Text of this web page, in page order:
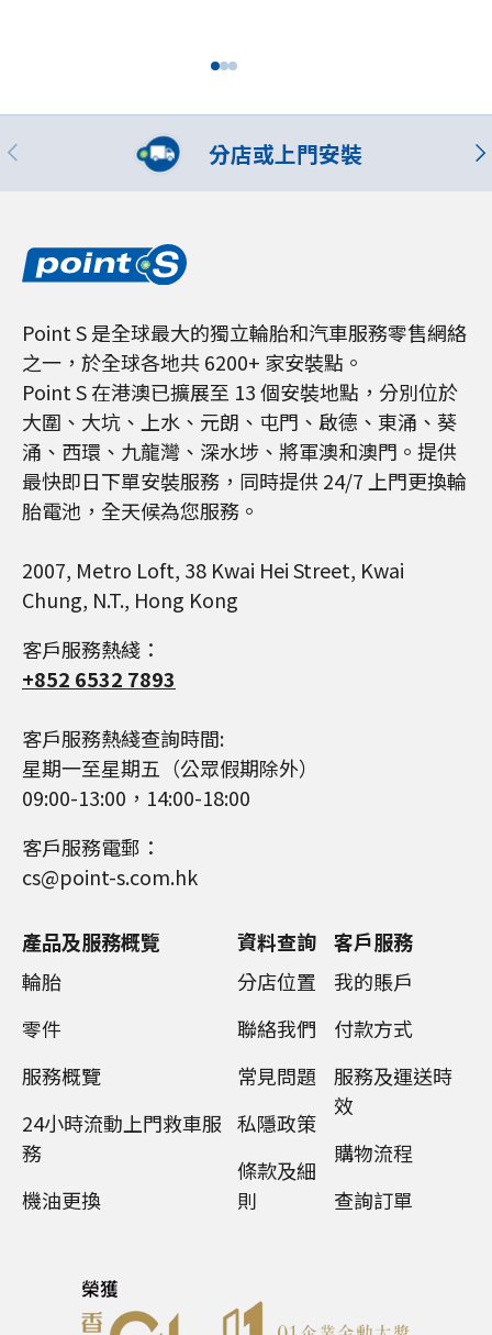
分店或上門安裝
Point S 是全球最大的獨立輪胎和汽車服務零售網絡
之一，於全球各地共 6200+ 家安裝點。
Point S 在港澳已擴展至 13 個安裝地點，分別位於
大圍、大坑、上水、元朗、屯門、啟德、東涌、葵
涌、西環、九龍灣、深水埗、將軍澳和澳門。提供
最快即日下單安裝服務，同時提供 24/7 上門更換輪
胎電池，全天候為您服務。
2007, Metro Loft, 38 Kwai Hei Street, Kwai
Chung, N.T., Hong Kong
客戶服務熱綫：
+852 6532 7893
客戶服務熱綫查詢時間:
星期一至星期五（公眾假期除外）
09:00-13:00，14:00-18:00
客戶服務電郵：
cs@point-s.com.hk
產品及服務概覽
輪胎
零件
服務概覽
24小時流動上門救車服
務
機油更換
資料查詢
分店位置
聯絡我們
常見問題
私隱政策
條款及細
則
客戶服務
我的賬戶
付款方式
服務及運送時
效
購物流程
查詢訂單